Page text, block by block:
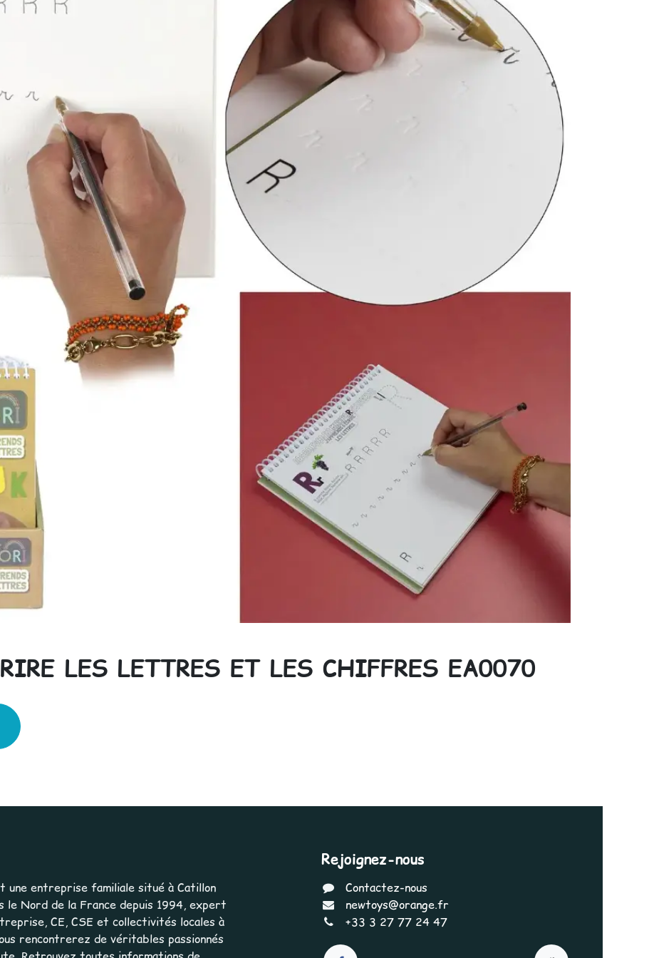
LES LETTRES ET LES CHIFFRES EA0070
une entreprise familiale situé à Catillon
le Nord de la France depuis 1994, expert
CE, CSE et collectivités locales à
rencontrerez de véritables passionnés
Rejoignez-nous
Contactez-nous
newtoys@orange.fr
+33 3 27 77 24 47